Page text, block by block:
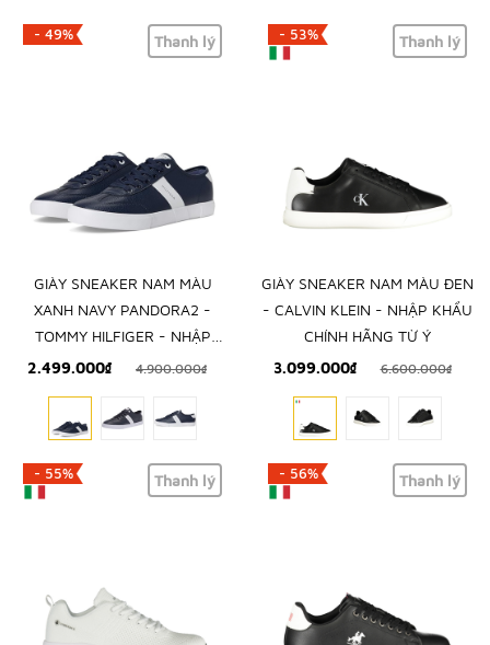
- 49% Thanh lý
GIÀY SNEAKER NAM MÀU
XANH NAVY PANDORA2 -
TOMMY HILFIGER - NHẬP
KHẨU CHÍNH HÃNG TỪ MỸ
2.499.000₫ 4.900.000₫
- 53% Thanh lý
GIÀY SNEAKER NAM MÀU ĐEN
- CALVIN KLEIN - NHẬP KHẨU
CHÍNH HÃNG TỪ Ý
3.099.000₫
6.600.000₫
- 55% Thanh lý - 56% Thanh lý